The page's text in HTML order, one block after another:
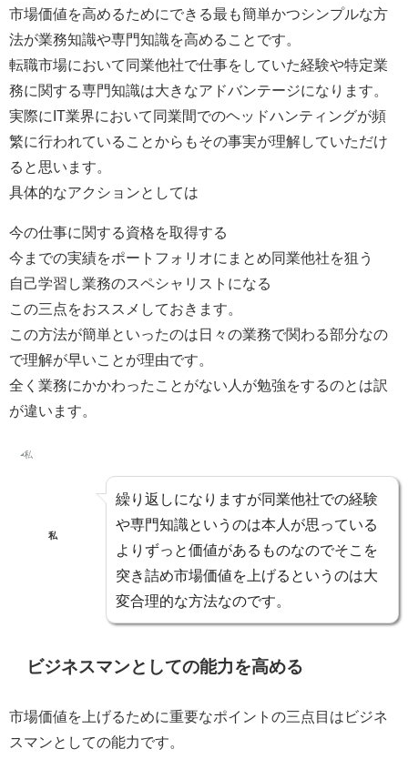
市場価値を高めるためにできる最も簡単かつシンプルな方
法が業務知識や専門知識を高めること です。
転職市場において同業他社で仕事をしていた経験や特定業
務に関する専門知識は大きなアドバンテージになります。
実際にIT業界において同業間でのヘッドハンティングが頻
繁に行われていることからもその事実が理解していただけ
ると思います。
具体的なアクションとしては
今の仕事に関する資格を取得する
今までの実績をポートフォリオにまとめ同業他社を狙う
自己学習し業務のスペシャリストになる
この三点をおススメしておきます。
この方法が簡単といったのは日々の業務で関わる部分なの
で理解が早いことが理由です。
全く業務にかかわったことがない人が勉強をするのとは訳
が違います。
私
繰り返しになりますが同業他社での経験
や専門知識というのは本人が思っている
よりずっと価値があるものなのでそこを
突き詰め市場価値を上げるというのは大
変合理的な方法なのです。
ビジネスマンとしての能力を高める
市場価値を上げるために重要なポイントの三点目はビジネ
スマンとしての能力です。